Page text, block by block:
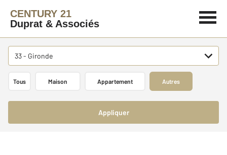
CENTURY 21
Duprat & Associés
33 - Gironde
Tous Maison Appartement Autres
Appliquer